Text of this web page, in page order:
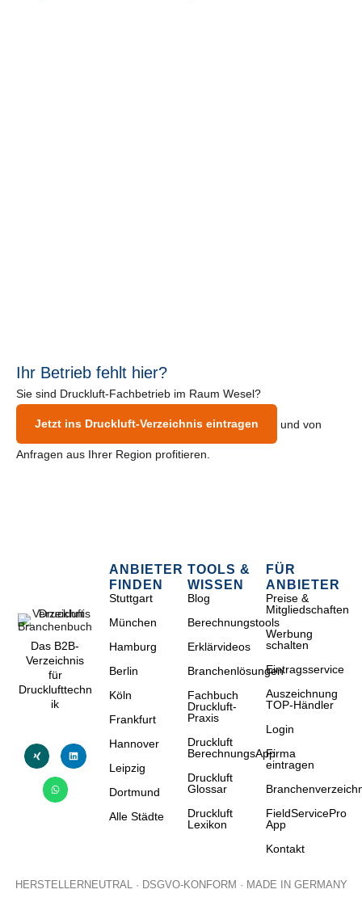
Ihr Betrieb fehlt hier?
Sie sind Druckluft-Fachbetrieb im Raum Wesel?
Jetzt ins Druckluft-Verzeichnis eintragen und von
Anfragen aus Ihrer Region profitieren.
Das B2B-
Verzeichnis
für
Drucklufttechn
ik
ANBIETER
FINDEN
Stuttgart
München
Hamburg
Berlin
Köln
Frankfurt
Hannover
Leipzig
Dortmund
Alle Städte
TOOLS &
WISSEN
Blog
Berechnungstools
Erklärvideos
Branchenlösungen
Fachbuch
Druckluft-
Praxis
Druckluft
BerechnungsApp
Druckluft
Glossar
Druckluft
Lexikon
FÜR
ANBIETER
Preise &
Mitgliedschaften
Werbung
schalten
Eintragsservice
Auszeichnung
TOP-Händler
Login
Firma
eintragen
FieldServicePro
App
Kontakt
HERSTELLERNEUTRAL · DSGVO-KONFORM · MADE IN GERMANY